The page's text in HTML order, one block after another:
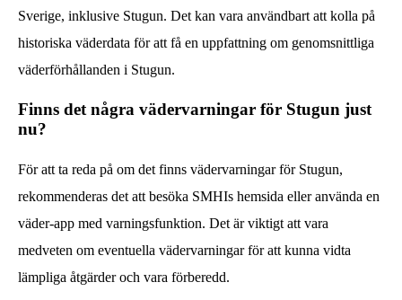
Sverige, inklusive Stugun. Det kan vara användbart att kolla på
historiska väderdata för att få en uppfattning om genomsnittliga
väderförhållanden i Stugun.
Finns det några vädervarningar för Stugun just
nu?
För att ta reda på om det finns vädervarningar för Stugun,
rekommenderas det att besöka SMHIs hemsida eller använda en
väder-app med varningsfunktion. Det är viktigt att vara
medveten om eventuella vädervarningar för att kunna vidta
lämpliga åtgärder och vara förberedd.